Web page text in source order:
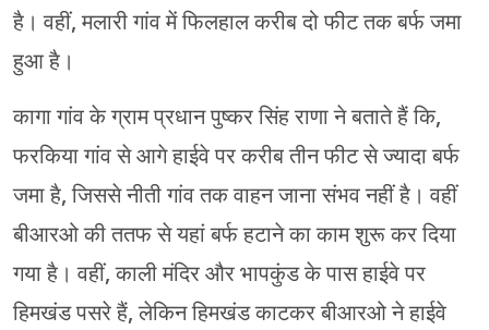
है। वहीं, मलारी गांव में फिलहाल करीब दो फीट तक बर्फ जमा
हुआ है।
कागा गांव के ग्राम प्रधान पुष्कर सिंह राणा ने बताते हैं कि,
फरकिया गांव से आगे हाईवे पर करीब तीन फीट से ज्यादा बर्फ
जमा है, जिससे नीती गांव तक वाहन जाना संभव नहीं है। वहीं
बीआरओ की ततफ से यहां बर्फ हटाने का काम शुरू कर दिया
गया है। वहीं, काली मंदिर और भापकुंड के पास हाईवे पर
हिमखंड पसरे हैं, लेकिन हिमखंड काटकर बीआरओ ने हाईवे